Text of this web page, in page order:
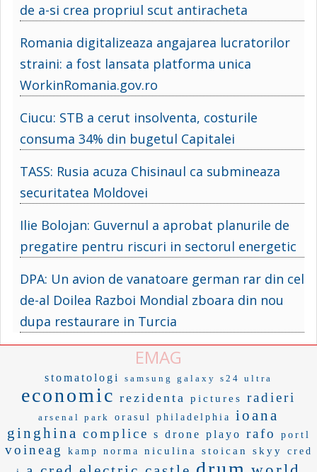
de a-si crea propriul scut antiracheta
Romania digitalizeaza angajarea lucratorilor
straini: a fost lansata platforma unica
WorkinRomania.gov.ro
Ciucu: STB a cerut insolventa, costurile
consuma 34% din bugetul Capitalei
TASS: Rusia acuza Chisinaul ca submineaza
securitatea Moldovei
Ilie Bolojan: Guvernul a aprobat planurile de
pregatire pentru riscuri in sectorul energetic
DPA: Un avion de vanatoare german rar din cel
de-al Doilea Razboi Mondial zboara din nou
dupa restaurare in Turcia
EMAG
stomatologi samsung galaxy s24 ultra
economic rezidenta pictures radieri
arsenal park orasul philadelphia
ioana
ginghina complice s drone playo rafo portl
voineag kamp norma niculina stoican skyy
cred